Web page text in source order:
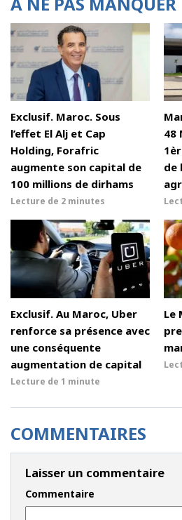
Exclusif. Maroc. Sous
l’effet El Alj et Cap
Holding, Forafric
augmente son capital de
100 millions de dirhams
Lecture de 2 minutes
48
de
Exclusif. Au Maroc, Uber
renforce sa présence avec
une conséquente
augmentation de capital
Lecture de 1 minute
Le
COMMENTAIRES
Laisser un commentaire
Commentaire